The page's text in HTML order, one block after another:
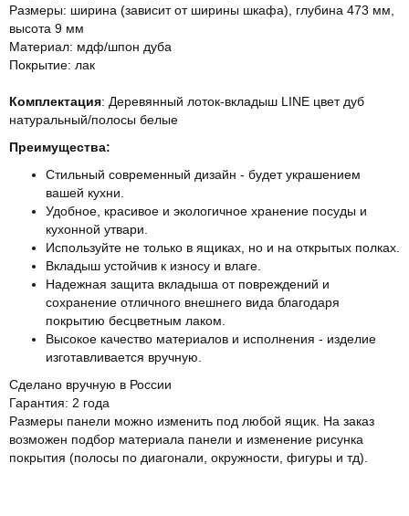
Размеры: ширина (зависит от ширины шкафа), глубина 473 мм,
высота 9 мм
Материал: мдф/шпон дуба
Покрытие: лак
Комплектация: Деревянный лоток-вкладыш LINE цвет дуб
натуральный/полосы белые
Преимущества:
Стильный современный дизайн - будет украшением
вашей кухни.
Удобное, красивое и экологичное хранение посуды и
кухонной утвари.
Используйте не только в ящиках, но и на открытых полках.
Вкладыш устойчив к износу и влаге.
Надежная защита вкладыша от повреждений и
сохранение отличного внешнего вида благодаря
покрытию бесцветным лаком.
Высокое качество материалов и исполнения - изделие
изготавливается вручную.
Сделано вручную в России
Гарантия: 2 года
Размеры панели можно изменить под любой ящик. На заказ
возможен подбор материала панели и изменение рисунка
покрытия (полосы по диагонали, окружности, фигуры и тд).